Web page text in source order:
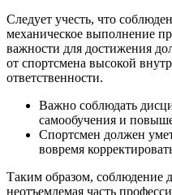
Следует учесть, что
механическое выполнение
важности для достижения
от спортсмена высокой
ответственности.
Важно соблюдать
самообучения и
Спортсмен должен
вовремя
Таким образом, соблюдение
неотъемлемая часть